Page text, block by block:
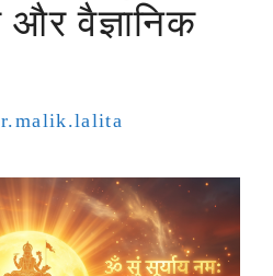
वैज्ञानिक